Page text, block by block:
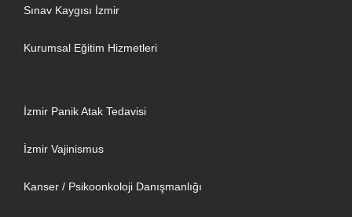
Sınav Kaygısı İzmir
Kurumsal Eğitim Hizmetleri
İzmir Panik Atak Tedavisi
İzmir Vajinismus
Kanser / Psikoonkoloji Danışmanlığı